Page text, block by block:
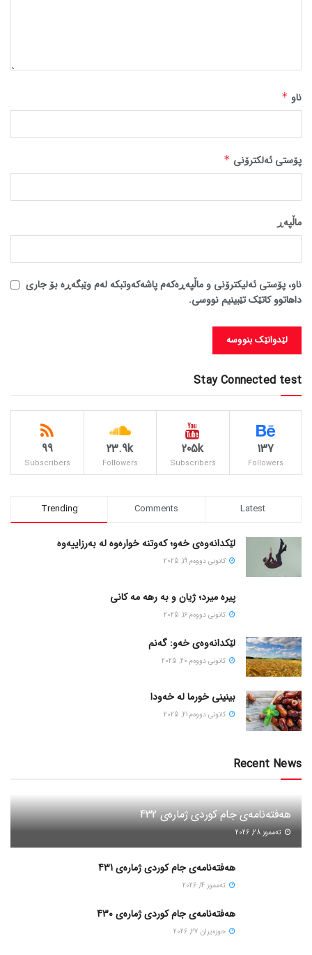
ناو *
پۆستی ئەلکترۆنی *
ماڵپه‌ڕ
ناو، پۆستی ئەلیکترۆنی و ماڵپەڕەکەم پاشەکەوتبکە لەم وێبگەڕە بۆ جاری
داهاتوو کاتێک تێبینیم نووسی.
Stay Connected test
137
Followers
205k
Subscribers
23.9k
Followers
99
Subscribers
Trending Comments Latest
لێکدانەوەی خەو؛ کەوتنە خوارەوە لە بەرزاییەوە
كانونی دووه‌م 19, 2025
پیره میرد؛ ژیان و به رهه مه کانی
كانونی دووه‌م 16, 2025
لێکدانەوەی خەو: گەنم
كانونی دووه‌م 20, 2025
بینینی خورما لە خەودا
كانونی دووه‌م 21, 2025
Recent News
هەفتەنامەی جام کوردی ژمارەی 432
ته‌مموز 28, 2026
هەفتەنامەی جام کوردی ژمارەی 431
ته‌مموز 14, 2026
هەفتەنامەی جام کوردی ژمارەی 430
حوزه‌یران 27, 2026